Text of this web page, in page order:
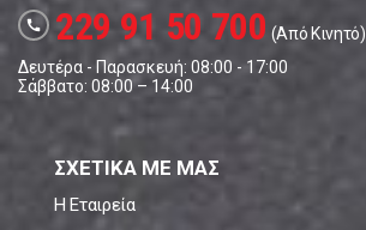
call 229 91 50 700 (Από Κινητό)
Δευτέρα - Παρασκευή: 08:00 - 17:00
Σάββατο: 08:00 – 14:00
ΣΧΕΤΙΚΑ ΜΕ ΜΑΣ
Η Εταιρεία